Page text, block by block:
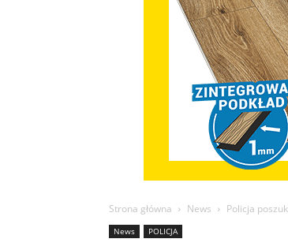
Strona główna News Policja
News POLICJA